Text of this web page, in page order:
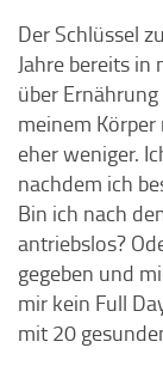
Der Schlüssel
Jahre bereits in
über
meinem
eher weniger.
nachdem ich
Bin ich nach
antriebslos?
gegeben und
mir kein Full
mit 20